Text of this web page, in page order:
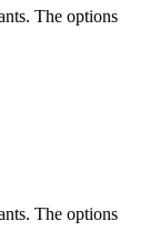
The options
The options